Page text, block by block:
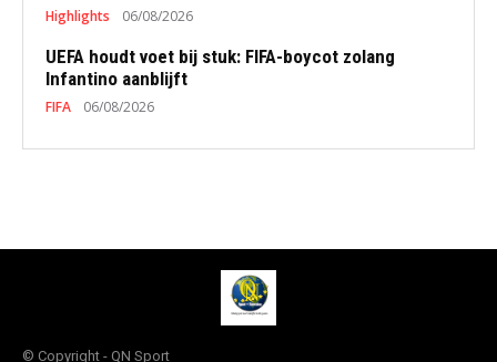
Highlights 06/08/2026
UEFA houdt voet bij stuk: FIFA-boycot zolang
Infantino aanblijft
FIFA 06/08/2026
© Copyright - QN Sport